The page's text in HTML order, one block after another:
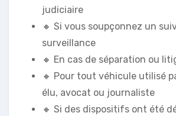
judiciaire
🔸 Si vous soupçonnez un
surveillance
🔸 En cas de séparation ou
🔸 Pour tout véhicule utilisé
élu, avocat ou journaliste
🔸 Si des dispositifs ont été